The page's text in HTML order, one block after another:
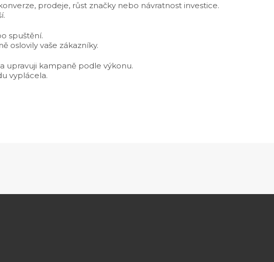
prodeje, růst značky nebo návratnost investice.
spuštění.
oslovily vaše zákazníky.
upravuji kampaně podle výkonu.
vyplácela.